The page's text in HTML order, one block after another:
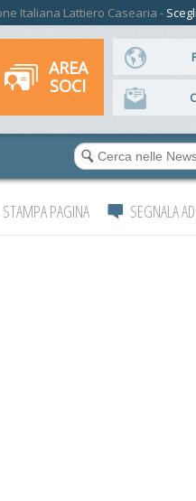
Italiana Lattiero Casearia -
AREA
SOCI
STAMPA PAGINA SEGNALA